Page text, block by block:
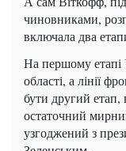
чиновниками,
включала два
На першому етапі
області, а лінії
бути другий етап,
остаточний
узгоджений з